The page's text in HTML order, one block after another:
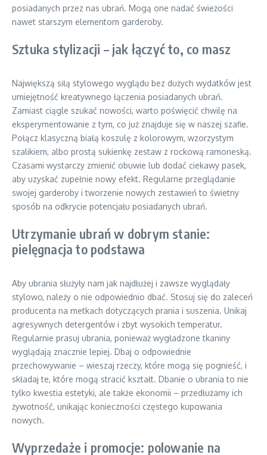
posiadanych przez nas ubrań. Mogą one nadać świeżości
nawet starszym elementom garderoby.
Sztuka stylizacji – jak łączyć to, co masz
Największą siłą stylowego wyglądu bez dużych wydatków jest
umiejętność kreatywnego łączenia posiadanych ubrań.
Zamiast ciągle szukać nowości, warto poświęcić chwilę na
eksperymentowanie z tym, co już znajduje się w naszej szafie.
Połącz klasyczną białą koszulę z kolorowym, wzorzystym
szalikiem, albo prostą sukienkę zestaw z rockową ramoneską.
Czasami wystarczy zmienić obuwie lub dodać ciekawy pasek,
aby uzyskać zupełnie nowy efekt. Regularne przeglądanie
swojej garderoby i tworzenie nowych zestawień to świetny
sposób na odkrycie potencjału posiadanych ubrań.
Utrzymanie ubrań w dobrym stanie:
pielęgnacja to podstawa
Aby ubrania służyły nam jak najdłużej i zawsze wyglądały
stylowo, należy o nie odpowiednio dbać. Stosuj się do zaleceń
producenta na metkach dotyczących prania i suszenia. Unikaj
agresywnych detergentów i zbyt wysokich temperatur.
Regularnie prasuj ubrania, ponieważ wygładzone tkaniny
wyglądają znacznie lepiej. Dbaj o odpowiednie
przechowywanie – wieszaj rzeczy, które mogą się pognieść, i
składaj te, które mogą stracić kształt. Dbanie o ubrania to nie
tylko kwestia estetyki, ale także ekonomii – przedłużamy ich
żywotność, unikając konieczności częstego kupowania
nowych.
Wyprzedaże i promocje: polowanie na